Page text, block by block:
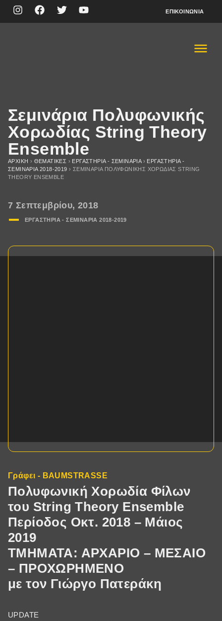
ΕΠΙΚΟΙΝΩΝΊΑ
Σεμινάρια Πολυφωνικής
Χορωδίας String Theory
Ensemble
ΑΡΧΙΚΉ › ΘΕΜΑΤΙΚΈΣ › ΕΡΓΑΣΤΗΡΙΑ - ΣΕΜΙΝΑΡΙΑ› ΕΡΓΑΣΤΗΡΙΑ -
ΣΕΜΙΝΑΡΙA 2018-2019 › ΣΕΜΙΝΆΡΙΑ ΠΟΛΥΦΩΝΙΚΉΣ ΧΟΡΩΔΊΑΣ STRING
THEORY ENSEMBLE
7 Σεπτεμβρίου, 2018
ΕΡΓΑΣΤΗΡΙΑ - ΣΕΜΙΝΑΡΙA 2018-2019
Γράφει - BAUMSTRASSE
Πολυφωνική Χορωδία Φίλων
του String Theory Ensemble
Περίοδος Οκτ. 2018 – Μάιος
2019
ΤΜΗΜΑΤΑ: ΑΡΧΑΡΙΟ – ΜΕΣΑΙΟ
– ΠΡΟΧΩΡΗΜΕΝΟ
με τον Γιώργο Πατεράκη
UPDATE